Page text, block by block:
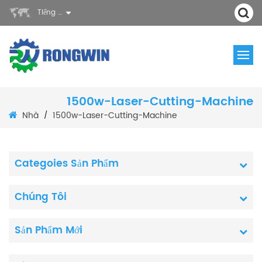
Tiếng Việt
1500w-Laser-Cutting-Machine
Nhà / 1500w-Laser-Cutting-Machine
Categoies Sản Phẩm
Chúng Tôi
Sản Phẩm Mới